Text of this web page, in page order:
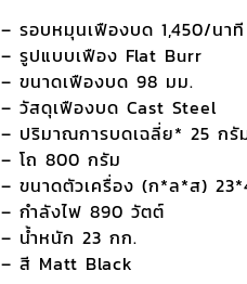
– รอบหมุนเฟืองบด 1,450/นา
– รูปแบบเฟือง Flat Burr
– ขนาดเฟืองบด 98 มม.
– วัสดุเฟืองบด Cast Steel
– ปริมาณการบดเฉลี่ย* 25 กรั
– โถ 800 กรัม
– ขนาดตัวเครื่อง (ก*ล*ส)
– กำลังไฟ 890 วัตต์
– น้ำหนัก 23 กก.
– สี Matt Black